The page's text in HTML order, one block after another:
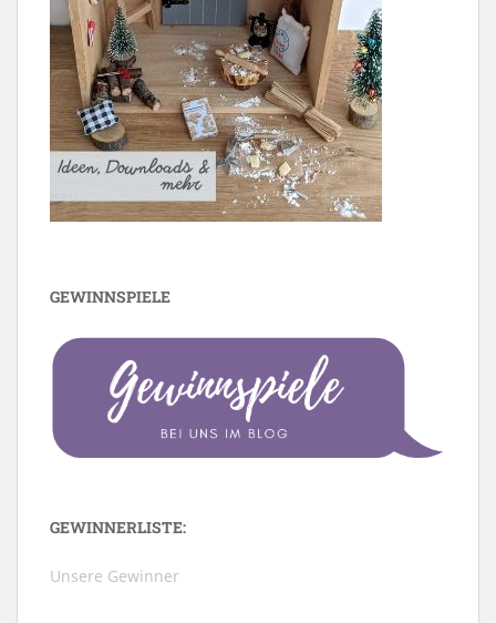
GEWINNSPIELE
GEWINNERLISTE:
Unsere Gewinner